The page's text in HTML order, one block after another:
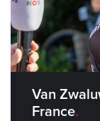
Van
France